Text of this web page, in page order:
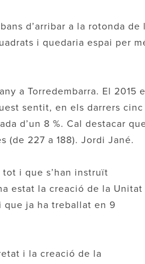
d’arribar a la rotonda de
i quedaria espai per
a Torredembarra. El 2015
sentit, en els darrers cinc
d’un 8 %. Cal destacar
(de 227 a 188). Jordi Jané.
i que s’han instruït
estat la creació de la Unitat
que ja ha treballat en 9
i la creació de la